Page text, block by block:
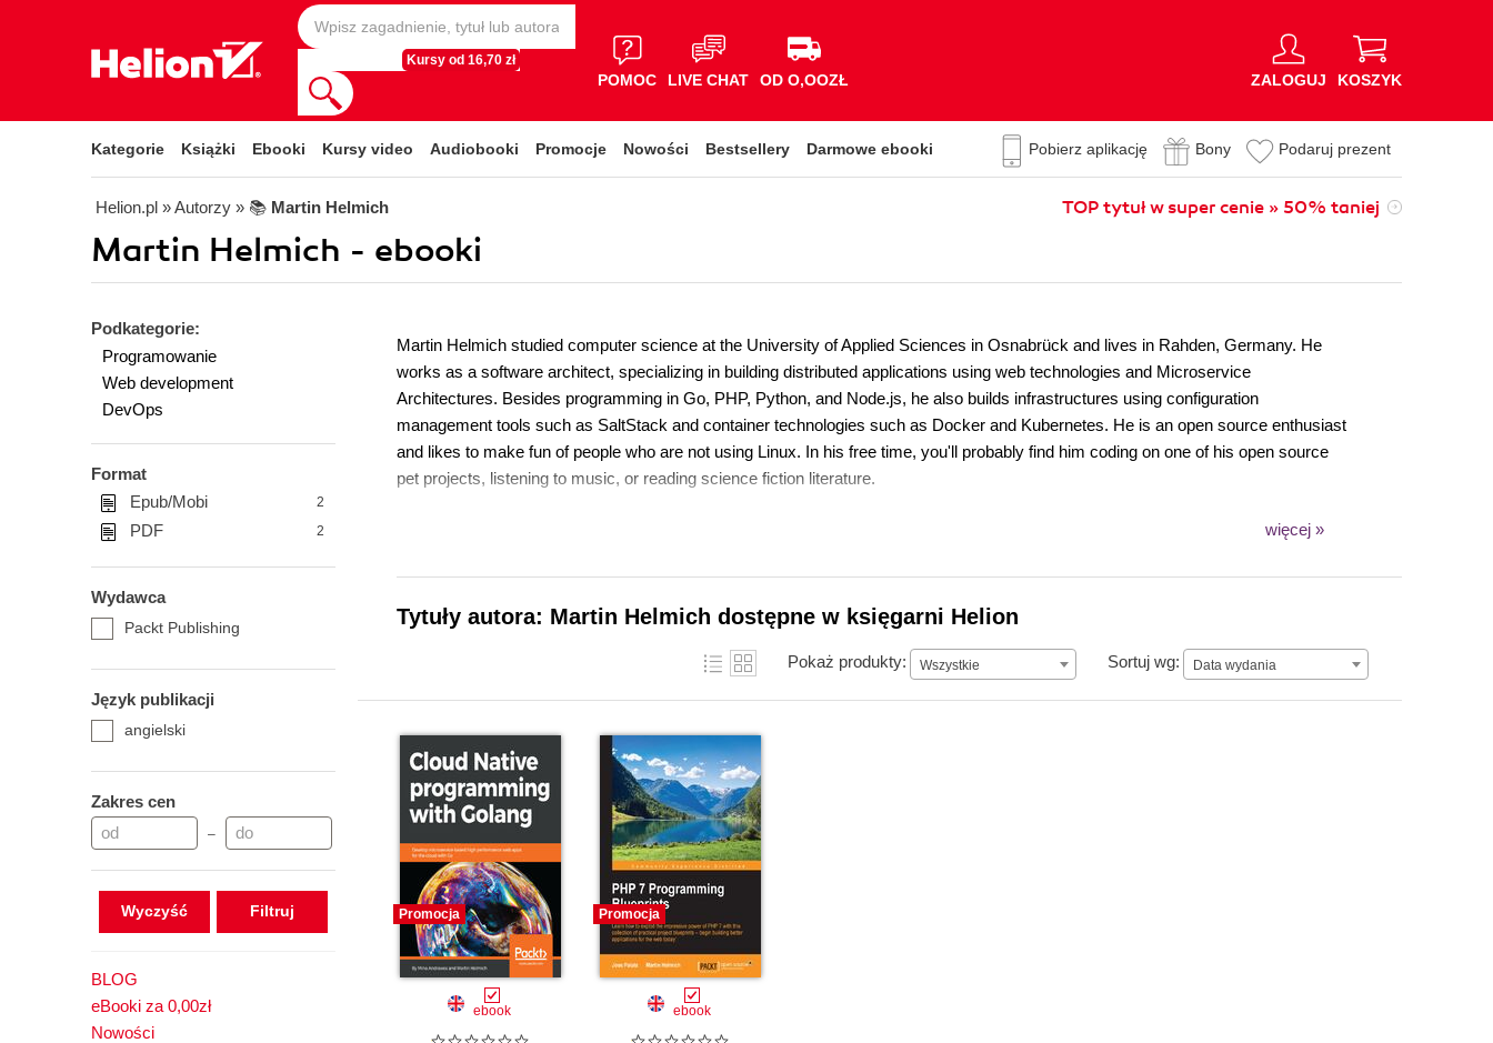
Kursy od 16,70 zł
POMOC LIVE CHAT OD O,OOZŁ ZALOGUJ KOSZYK
Kategorie Książki Ebooki Kursy video Audiobooki Promocje Nowości Bestsellery Darmowe ebooki Pobierz aplikację Bony Podaruj prezent
Helion.pl » Autorzy » 📚 Martin Helmich TOP tytuł w super cenie » 50% taniej
Martin Helmich - ebooki
Podkategorie:
Programowanie
Web development
DevOps
Format
Epub/Mobi
2
PDF 2
Wydawca
Packt Publishing
Język publikacji
angielski
Zakres cen
–
Wyczyść
BLOG
eBooki za 0,00zł
Nowości
Martin Helmich studied computer science at the University of Applied Sciences in Osnabrück and lives in Rahden, Germany. He
works as a software architect, specializing in building distributed applications using web technologies and Microservice
Architectures. Besides programming in Go, PHP, Python, and Node.js, he also builds infrastructures using configuration
management tools such as SaltStack and container technologies such as Docker and Kubernetes. He is an open source enthusiast
and likes to make fun of people who are not using Linux. In his free time, you'll probably find him coding on one of his open source
pet projects, listening to music, or reading science fiction literature.
więcej »
Tytuły autora: Martin Helmich dostępne w księgarni Helion
Pokaż produkty: Wszystkie Sortuj wg: Data wydania
Data wydania
Promocja
ebook
Promocja
ebook